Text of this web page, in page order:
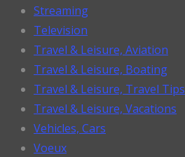
Streaming
Television
Travel & Leisure, Aviation
Travel & Leisure, Boating
Travel & Leisure, Travel Tips
Travel & Leisure, Vacations
Vehicles, Cars
Voeux